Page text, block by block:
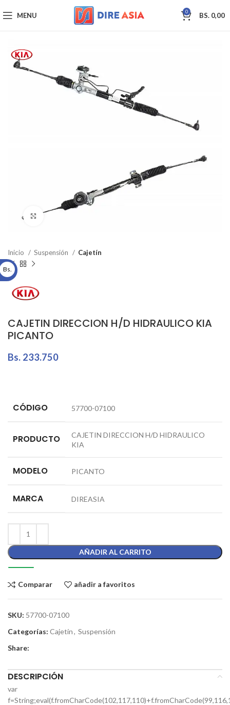
MENU 0 BS. 0,00
Inicio Suspensión Cajetín
CAJETIN DIRECCION H/D HIDRAULICO KIA
PICANTO
Bs. 233.750
CÓDIGO 57700-07100
PRODUCTO
CAJETIN DIRECCION H/D HIDRAULICO
KIA
MODELO PICANTO
MARCA DIREASIA
AÑADIR AL CARRITO
Comparar añadir a favoritos
SKU: 57700-07100
Categorías: Cajetín, Suspensión
Share:
DESCRIPCIÓN
var
Bs.